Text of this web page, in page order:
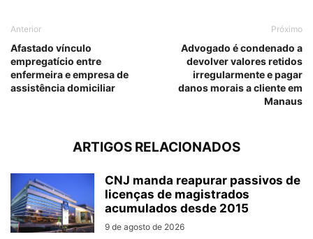
Anterior
Afastado vínculo
empregatício entre
enfermeira e empresa de
assistência domiciliar
Próximo
Advogado é condenado a
devolver valores retidos
irregularmente e pagar
danos morais a cliente em
Manaus
ARTIGOS RELACIONADOS
CNJ manda reapurar passivos de
licenças de magistrados
acumulados desde 2015
9 de agosto de 2026